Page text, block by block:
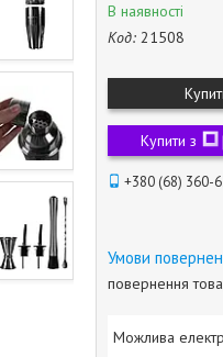
В наявності
Код: 21508
Купити з
+380 (68) 360-
повернення